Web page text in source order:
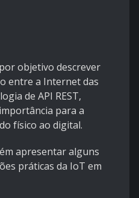
objetivo descrever
entre a Internet das
de API REST,
para a
físico ao digital.
apresentar alguns
práticas da IoT em